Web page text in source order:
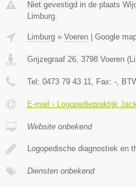
Niet gevestigd in de plaats
Limburg.
Limburg » Voeren | Google
Grijzegraaf 26 3798 Voeren (
Tel: 0473 79 43 11 , Fax: - ,
E-mail › Logopediepraktijk
Website onbekend
Logopedische diagnostiek en
Diensten onbekend